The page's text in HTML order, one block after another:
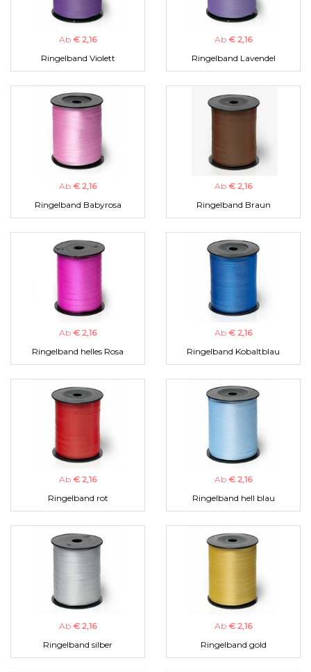
Ab € 2,16
Ringelband Violett
Ab € 2,16
Ringelband Lavendel
Ab € 2,16
Ringelband Babyrosa
Ab € 2,16
Ringelband Braun
Ab € 2,16
Ringelband helles Rosa
Ab € 2,16
Ringelband Kobaltblau
Ab € 2,16
Ringelband rot
Ab € 2,16
Ringelband hell blau
Ab € 2,16
Ringelband silber
Ab € 2,16
Ringelband gold